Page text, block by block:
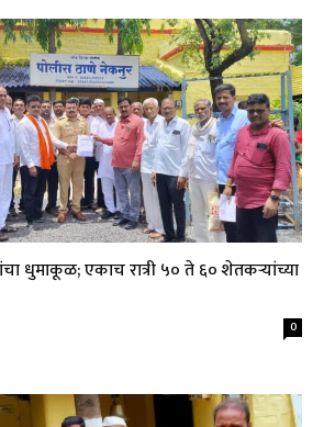
धुमाकूळ; एकाच रात्री ५० ते ६० शेतकऱ्यांच्या
0